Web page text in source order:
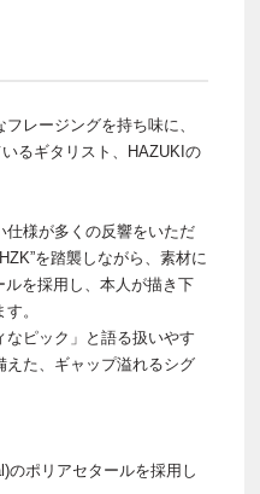
レージングを持ち味に、
るギタリスト、HAZUKIの
仕様が多くの反響をいただ
を踏襲しながら、素材に
ルを採用し、本人が描き下
。
ピック」と語る扱いやす
えた、ギャップ溢れるシグ
のポリアセタールを採用し